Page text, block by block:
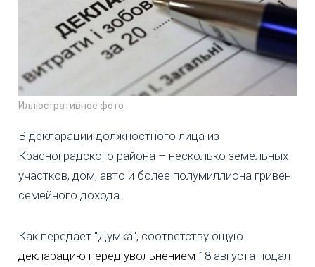
Иллюстративное фото
В декларации должностного лица из
Красноградского района – несколько земельных
участков, дом, авто и более полумиллиона гривен
семейного дохода.
Как передает "Думка", соответствующую
декларацию перед увольнением 18 августа подал